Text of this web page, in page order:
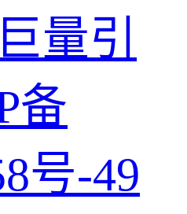
量引
备
号-49